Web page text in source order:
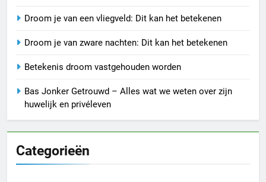
Droom je van een vliegveld: Dit kan het betekenen
Droom je van zware nachten: Dit kan het betekenen
Betekenis droom vastgehouden worden
Bas Jonker Getrouwd – Alles wat we weten over zijn
huwelijk en privéleven
Categorieën